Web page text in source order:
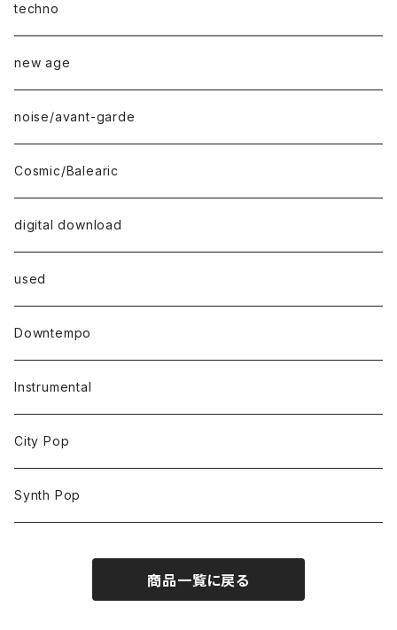
techno
new age
noise/avant-garde
Cosmic/Balearic
digital download
used
Downtempo
Instrumental
City Pop
Synth Pop
商品一覧に戻る